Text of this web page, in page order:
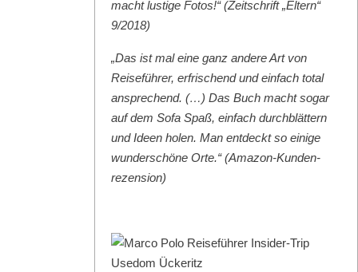
macht lustige Fotos!“ (Zeitschrift „Eltern“
9/2018)
„Das ist mal eine ganz andere Art von
Reise­führer, erfrischend und ein­fach total
ansprechend. (…) Das Buch macht sog­ar
auf dem Sofa Spaß, ein­fach durch­blät­tern
und Ideen holen. Man ent­deckt so einige
wun­der­schöne Orte.“ (Ama­zon-Kun­den­
rezen­sion)